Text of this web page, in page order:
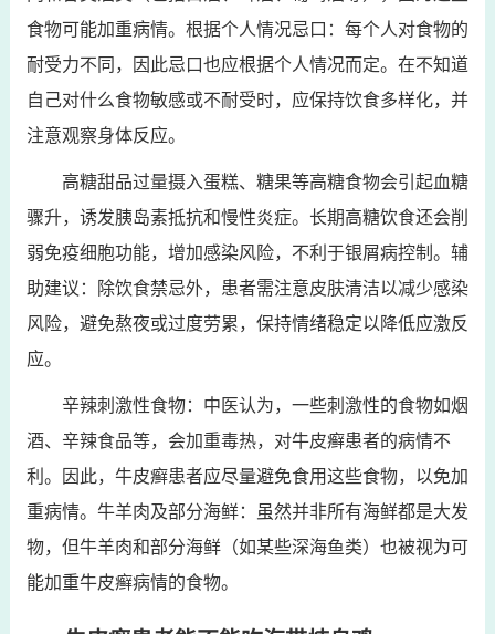
食物可能加重病情。根据个人情况忌口：每个人对食物的
耐受力不同，因此忌口也应根据个人情况而定。在不知道
自己对什么食物敏感或不耐受时，应保持饮食多样化，并
注意观察身体反应。
高糖甜品过量摄入蛋糕、糖果等高糖食物会引起血糖
骤升，诱发胰岛素抵抗和慢性炎症。长期高糖饮食还会削
弱免疫细胞功能，增加感染风险，不利于银屑病控制。辅
助建议：除饮食禁忌外，患者需注意皮肤清洁以减少感染
风险，避免熬夜或过度劳累，保持情绪稳定以降低应激反
应。
辛辣刺激性食物：中医认为，一些刺激性的食物如烟
酒、辛辣食品等，会加重毒热，对牛皮癣患者的病情不
利。因此，牛皮癣患者应尽量避免食用这些食物，以免加
重病情。牛羊肉及部分海鲜：虽然并非所有海鲜都是大发
物，但牛羊肉和部分海鲜（如某些深海鱼类）也被视为可
能加重牛皮癣病情的食物。